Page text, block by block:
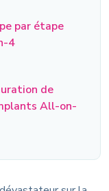
par étape
4
de
All-on-